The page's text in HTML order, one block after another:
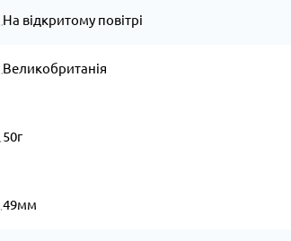
На відкритому повітрі
Великобританія
50г
49мм